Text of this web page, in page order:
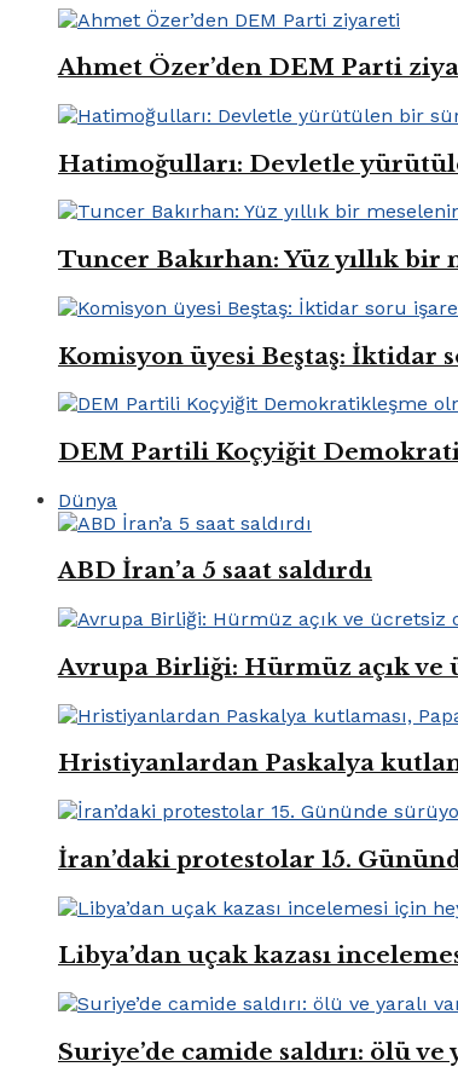
Ahmet Özer’den DEM Parti
Hatimoğulları: Devletle
Tuncer Bakırhan: Yüz yıllık
Komisyon üyesi Beştaş:
DEM Partili Koçyiğit
Dünya
ABD İran’a 5 saat saldırdı
Avrupa Birliği: Hürmüz açık ve
Hristiyanlardan Paskalya
İran’daki protestolar 15.
Libya’dan uçak kazası
Suriye’de camide saldırı: ölü ve